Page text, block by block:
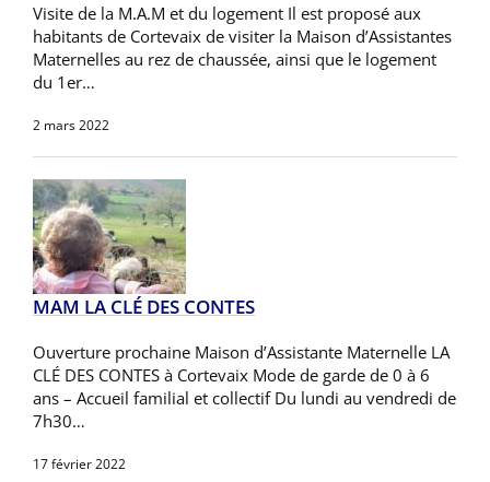
Visite de la M.A.M et du logement Il est proposé aux
habitants de Cortevaix de visiter la Maison d’Assistantes
Maternelles au rez de chaussée, ainsi que le logement
du 1er…
2 mars 2022
MAM LA CLÉ DES CONTES
Ouverture prochaine Maison d’Assistante Maternelle LA
CLÉ DES CONTES à Cortevaix Mode de garde de 0 à 6
ans – Accueil familial et collectif Du lundi au vendredi de
7h30…
17 février 2022